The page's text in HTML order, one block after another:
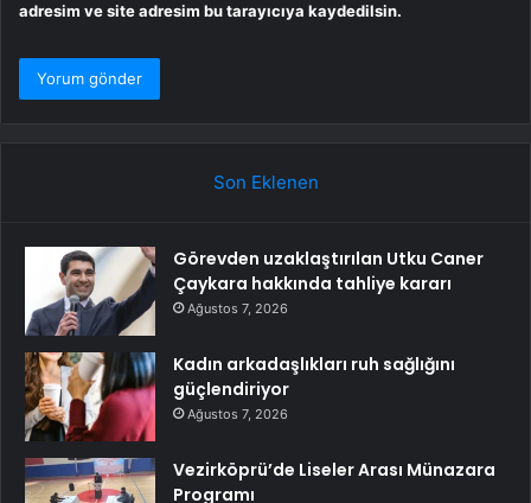
adresim ve site adresim bu tarayıcıya kaydedilsin.
Son Eklenen
Görevden uzaklaştırılan Utku Caner
Çaykara hakkında tahliye kararı
Ağustos 7, 2026
Kadın arkadaşlıkları ruh sağlığını
güçlendiriyor
Ağustos 7, 2026
Vezirköprü’de Liseler Arası Münazara
Programı